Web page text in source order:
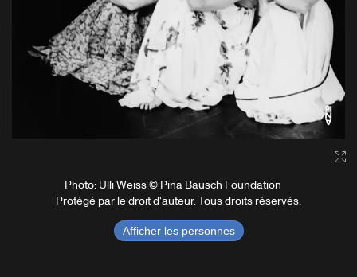
Photo: Ulli Weiss © Pina Bausch Foundation
Protégé par le droit d'auteur. Tous droits réservés.
Afficher les personnes